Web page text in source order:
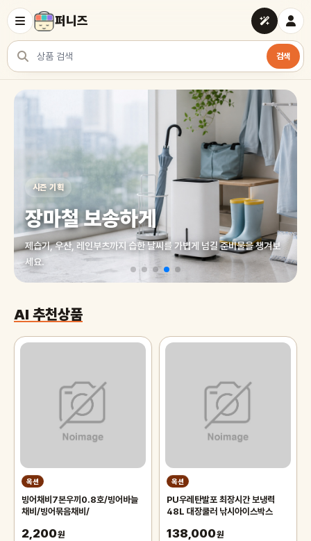
퍼니즈
상품 검색
검색
여러 쇼핑몰 상품을 한곳에서 찾아보세요
시즌 기획
장마철 보송하게
제습기, 우산, 레인부츠까지 습한 날씨를 가볍게 넘길 준비물을 챙겨보
세요.
AI 추천상품
옥션
빙어채비7본우끼0.8호/빙어바늘
채비/빙어묶음채비/
2,200원
옥션
PU우레탄발포 최장시간 보냉력
48L 대장쿨러 낚시아이스박스
138,000원